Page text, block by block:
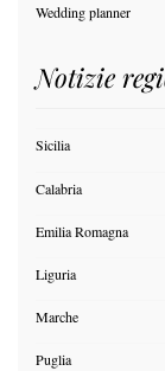
Wedding planner
Notizie
Sicilia
Calabria
Emilia Romagna
Liguria
Marche
Puglia